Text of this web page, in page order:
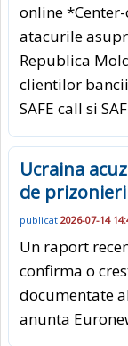
online
atacurile
Republica
clientilor
SAFE call si
Ucraina
de
publicat 2026-07-14
Un raport
confirma o
documentate
anunta